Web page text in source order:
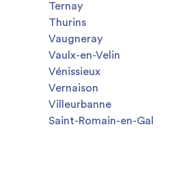
Ternay
Thurins
Vaugneray
Vaulx-en-Velin
Vénissieux
Vernaison
Villeurbanne
Saint-Romain-en-Gal